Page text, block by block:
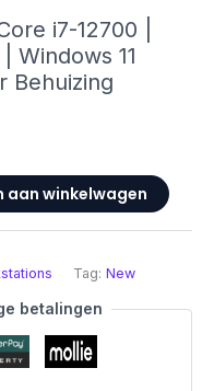
i7-12700 |
Windows 11
Behuizing
aan winkelwagen
Tag: New
betalingen